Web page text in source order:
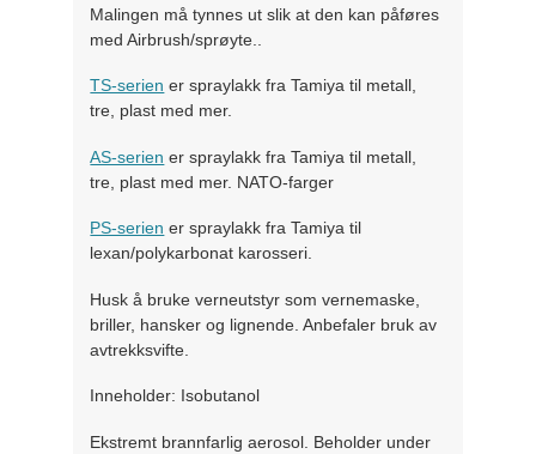
Malingen må tynnes ut slik at den kan påføres
med Airbrush/sprøyte..
TS-serien er spraylakk fra Tamiya til metall,
tre, plast med mer.
AS-serien er spraylakk fra Tamiya til metall,
tre, plast med mer. NATO-farger
PS-serien er spraylakk fra Tamiya til
lexan/polykarbonat karosseri.
Husk å bruke verneutstyr som vernemaske,
briller, hansker og lignende. Anbefaler bruk av
avtrekksvifte.
Inneholder: Isobutanol
Ekstremt brannfarlig aerosol. Beholder under